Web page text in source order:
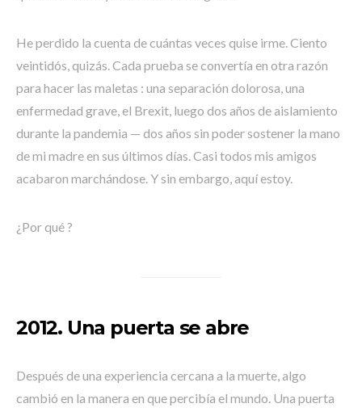
He perdido la cuenta de cuántas veces quise irme. Ciento
veintidós, quizás. Cada prueba se convertía en otra razón
para hacer las maletas : una separación dolorosa, una
enfermedad grave, el Brexit, luego dos años de aislamiento
durante la pandemia — dos años sin poder sostener la mano
de mi madre en sus últimos días. Casi todos mis amigos
acabaron marchándose. Y sin embargo, aquí estoy.
¿Por qué ?
2012. Una puerta se abre
Después de una experiencia cercana a la muerte, algo
cambió en la manera en que percibía el mundo. Una puerta